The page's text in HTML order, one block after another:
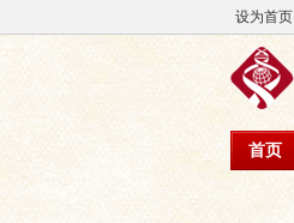
设为首页
首页